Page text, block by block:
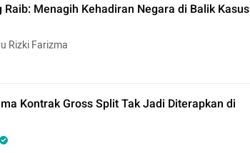
Raib: Menagih Kehadiran Negara di Balik Kasus
Rizki Farizma
Kontrak Gross Split Tak Jadi Diterapkan di